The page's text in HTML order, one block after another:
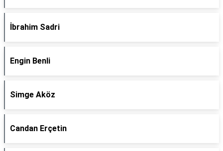
İbrahim Sadri
Engin Benli
Simge Aköz
Candan Erçetin